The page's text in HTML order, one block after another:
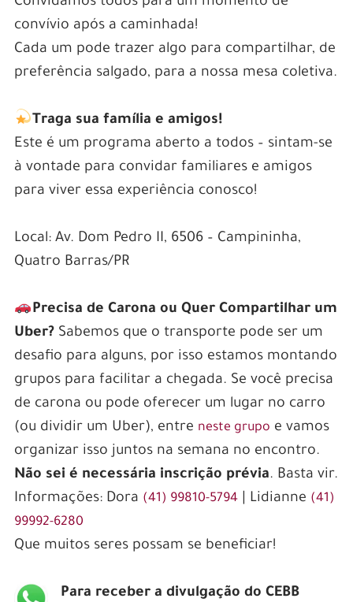
convívio após a caminhada!
Cada um pode trazer algo para compartilhar, de
preferência salgado, para a nossa mesa coletiva.
Traga sua família e amigos!
Este é um programa aberto a todos – sintam-se
à vontade para convidar familiares e amigos
para viver essa experiência conosco!
Local: Av. Dom Pedro II, 6506 – Campininha,
Quatro Barras/PR
Precisa de Carona ou Quer Compartilhar um
Uber?Sabemos que o transporte pode ser um
desafio para alguns, por isso estamos montando
grupos para facilitar a chegada. Se você precisa
de carona ou pode oferecer um lugar no carro
(ou dividir um Uber), entre neste grupo e vamos
organizar isso juntos na semana no encontro.
Não sei é necessária inscrição prévia. Basta vir.
Informações: Dora (41) 99810-5794| Lidianne (41)
99992-6280
Que muitos seres possam se beneficiar!
Para receber a divulgação do CEBB